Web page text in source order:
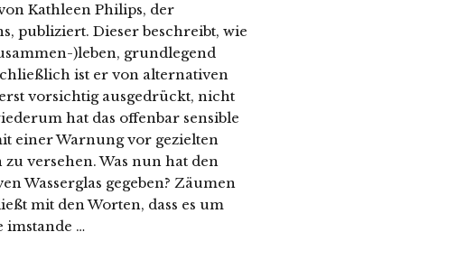
Kathleen Philips, der
publiziert. Dieser beschreibt, wie
)leben, grundlegend
ist er von alternativen
vorsichtig ausgedrückt, nicht
hat das offenbar sensible
einer Warnung vor gezielten
versehen. Was nun hat den
Wasserglas gegeben? Zäumen
mit den Worten, dass es um
imstande …